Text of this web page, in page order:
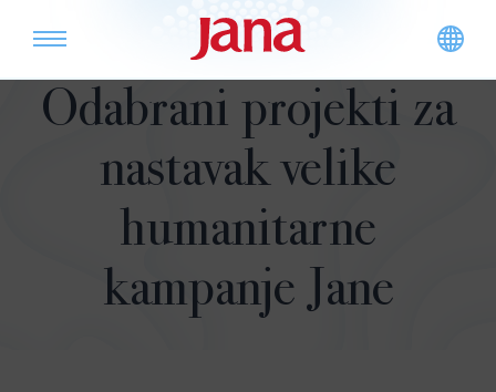
Odabrani projekti za
nastavak velike
humanitarne
kampanje Jane